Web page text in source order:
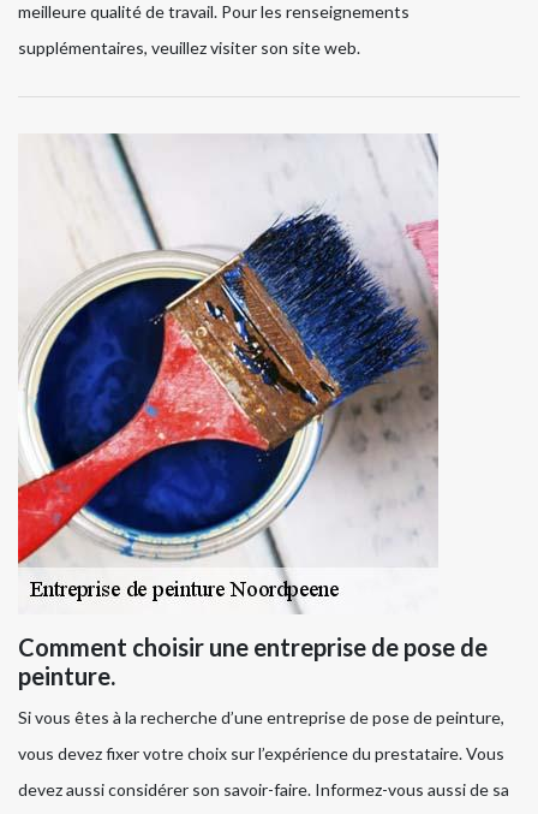
meilleure qualité de travail. Pour les renseignements
supplémentaires, veuillez visiter son site web.
Comment choisir une entreprise de pose de
peinture.
Si vous êtes à la recherche d’une entreprise de pose de peinture,
vous devez fixer votre choix sur l’expérience du prestataire. Vous
devez aussi considérer son savoir-faire. Informez-vous aussi de sa